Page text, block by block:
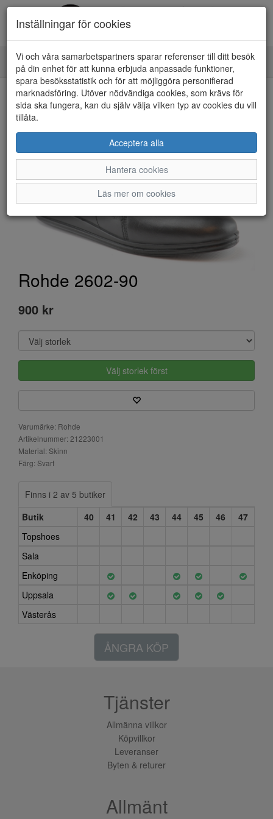
Toggle
navigation
HEM
Rohde 2602-90
900 kr
Välj storlek först
Varumärke: Rohde
Artikelnummer: 21223001
Material: Skinn
Färg: Svart
Finns i 2 av 5 butiker
Butik
40 41 42 43 44 45 46
47
Topshoes
Sala
Enköping
Uppsala
Västerås
ÅNGRA KÖP
Inställningar för cookies
Vi och våra samarbetspartners sparar referenser till ditt besök
på din enhet för att kunna erbjuda anpassade funktioner,
spara besöksstatistik och för att möjliggöra personifierad
marknadsföring. Utöver nödvändiga cookies, som krävs för
sida ska fungera, kan du själv välja vilken typ av cookies du vill
tillåta.
Acceptera alla
Hantera cookies
Läs mer om cookies
Tjänster
Allmänna villkor
Köpvillkor
Leveranser
Byten & returer
Allmänt